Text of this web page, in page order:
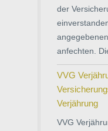
der
anfechten.
VVG
Verjährung
VVG